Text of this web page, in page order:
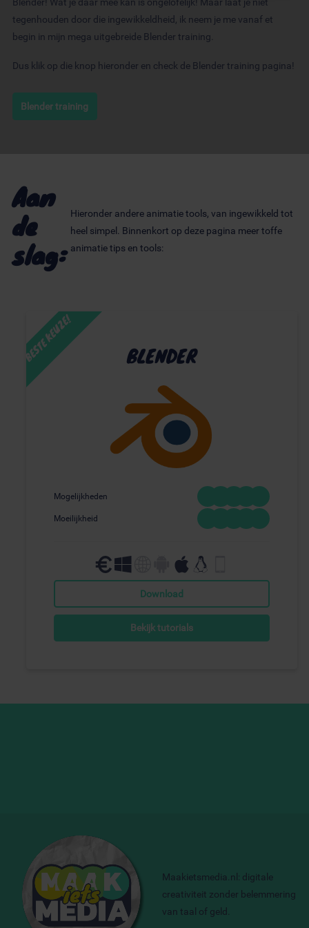
informatie over uw gebruik van onze site met onze
partners kunnen deze gegevens combineren met andere
informatie die u aan ze heeft verstrekt of die ze hebben
tegenhouden door die ingewikkeldheid, ik neem je me vanaf et
begin in mijn mega uitgebreide Blender training.
Dus klik op die knop hieronder en check de Blender training pagina!
Blender training
Aan
de
slag:
Hieronder andere animatie tools, van ingewikkeld tot
heel simpel. Binnenkort op deze pagina meer toffe
animatie tips en tools:
BLENDER
Mogelijkheden
Moeilijkheid
Download
Bekijk tutorials
Maakietsmedia.nl: digitale
creativiteit zonder belemmering
van taal of geld.